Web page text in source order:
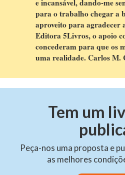
e incansável, dando-me
para o trabalho chegar a
aproveito para agradecer
Editora 5Livros, o apoio
concederam para que os
uma realidade. Carlos M.
Tem um
Peça-nos uma proposta e
as melhores